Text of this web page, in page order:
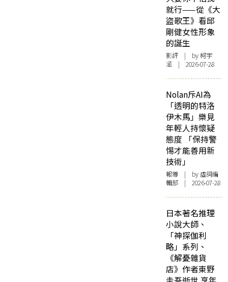
就行——從《大
盜歌王》看邱
剛健女性形象
的誕生
影評 | by 柯宇
涵 | 2026-07-28
Nolan斥AI為
「透明的特洛
伊木馬」樂見
年輕人持懷疑
態度 「保持警
惕才能善用新
技術」
報導 | by 虛詞編
輯部 | 2026-07-28
日本著名推理
小說大師、
「神探伽利
略」系列、
《解憂雜貨
店》作者東野